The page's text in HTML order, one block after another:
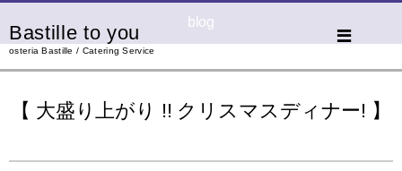
Bastille to you
osteria Bastille / Catering Service
blog
【 大盛り上がり !! クリスマスディナー! 】